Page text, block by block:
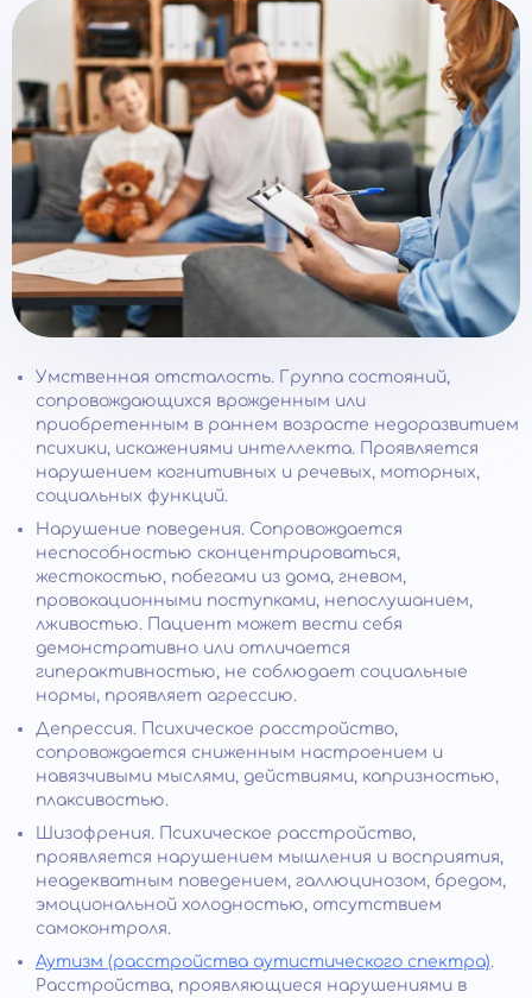
Умственная отсталость. Группа состояний,
сопровождающихся врожденным или
приобретенным в раннем возрасте недоразвитием
психики, искажениями интеллекта. Проявляется
нарушением когнитивных и речевых, моторных,
социальных функций.
Нарушение поведения. Сопровождается
неспособностью сконцентрироваться,
жестокостью, побегами из дома, гневом,
провокационными поступками, непослушанием,
лживостью. Пациент может вести себя
демонстративно или отличается
гиперактивностью, не соблюдает социальные
нормы, проявляет агрессию.
Депрессия. Психическое расстройство,
сопровождается сниженным настроением и
навязчивыми мыслями, действиями, капризностью,
плаксивостью.
Шизофрения. Психическое расстройство,
проявляется нарушением мышления и восприятия,
неадекватным поведением, галлюцинозом, бредом,
эмоциональной холодностью, отсутствием
самоконтроля.
Аутизм (расстройства аутистического спектра).
Расстройства, проявляющиеся нарушениями в